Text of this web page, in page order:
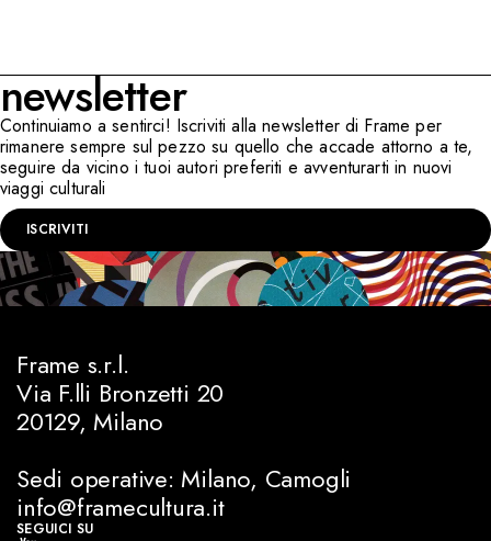
newsletter
Continuiamo a sentirci! Iscriviti alla newsletter di Frame per
rimanere sempre sul pezzo su quello che accade attorno a te,
seguire da vicino i tuoi autori preferiti e avventurarti in nuovi
viaggi culturali
ISCRIVITI
Frame s.r.l.
Via F.lli Bronzetti 20
20129, Milano
Sedi operative: Milano, Camogli
info@framecultura.it
SEGUICI SU